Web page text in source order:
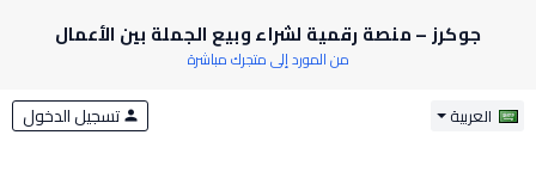
جوكرز – منصة رقمية لشراء وبيع الجملة بين الأعمال
من المورد إلى متجرك مباشرة
العربية person تسجيل الدخول